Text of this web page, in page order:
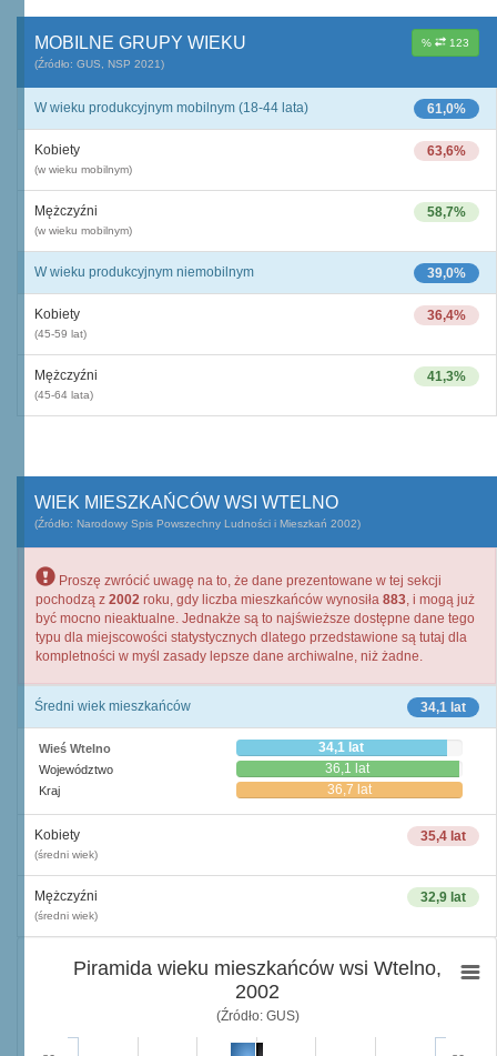
% 123
MOBILNE GRUPY WIEKU
(Źródło: GUS, NSP 2021)
61,0%
W wieku produkcyjnym mobilnym (18-44 lata)
63,6%
Kobiety
(w wieku mobilnym)
58,7%
Mężczyźni
(w wieku mobilnym)
39,0%
W wieku produkcyjnym niemobilnym
36,4%
Kobiety
(45-59 lat)
41,3%
Mężczyźni
(45-64 lata)
WIEK MIESZKAŃCÓW WSI WTELNO
(Źródło: Narodowy Spis Powszechny Ludności i Mieszkań 2002)
Proszę zwrócić uwagę na to, że dane prezentowane w tej sekcji
pochodzą z 2002 roku, gdy liczba mieszkańców wynosiła 883, i mogą już
być mocno nieaktualne. Jednakże są to najświeższe dostępne dane tego
typu dla miejscowości statystycznych dlatego przedstawione są tutaj dla
kompletności w myśl zasady lepsze dane archiwalne, niż żadne.
34,1 lat
Średni wiek mieszkańców
Wieś Wtelno 34,1 lat
Województwo 36,1 lat
Kraj 36,7 lat
35,4 lat
Kobiety
(średni wiek)
32,9 lat
Mężczyźni
(średni wiek)
Piramida wieku mieszkańców wsi Wtelno,
2002
(Źródło: GUS)